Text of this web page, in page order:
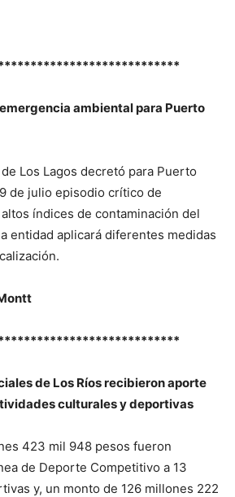
ambiental para Puerto
Los Lagos decretó para Puerto
de julio episodio crítico de
índices de contaminación del
entidad aplicará diferentes medidas
de Los Ríos recibieron aporte
culturales y deportivas
423 mil 948 pesos fueron
de Deporte Competitivo a 13
y, un monto de 126 millones 222